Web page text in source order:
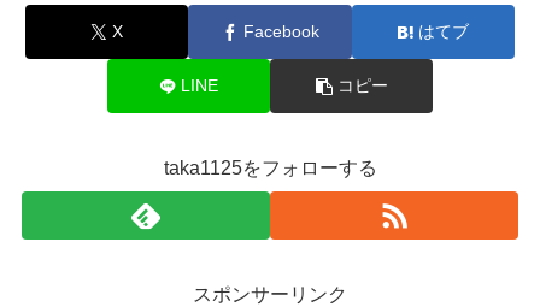
X Facebook はてブ
LINE コピー
taka1125をフォローする
スポンサーリンク